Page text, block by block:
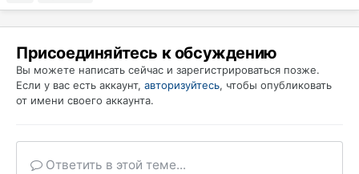
Присоединяйтесь к обсуждению
Вы можете написать сейчас и зарегистрироваться позже.
Если у вас есть аккаунт, авторизуйтесь, чтобы опубликовать
от имени своего аккаунта.
Ответить в этой теме...